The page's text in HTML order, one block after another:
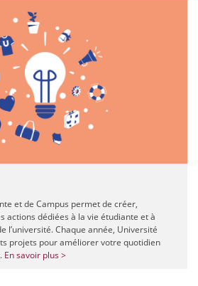
et de Campus permet de créer,
actions dédiées à la vie étudiante et à
l’université. Chaque année, Université
projets pour améliorer votre quotidien
En savoir plus >